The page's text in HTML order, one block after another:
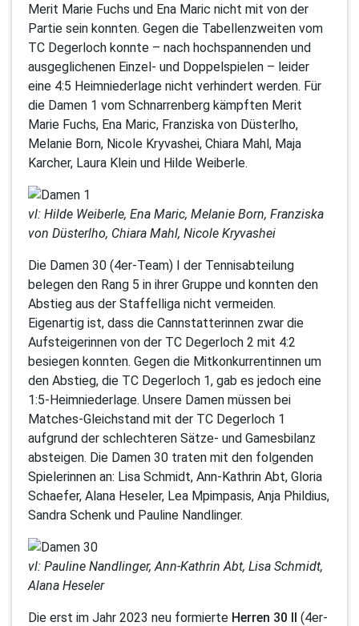
Merit Marie Fuchs und Ena Maric nicht mit von der
Partie sein konnten. Gegen die Tabellenzweiten vom
TC Degerloch konnte – nach hochspannenden und
ausgeglichenen Einzel- und Doppelspielen – leider
eine 4:5 Heimniederlage nicht verhindert werden. Für
die Damen 1 vom Schnarrenberg kämpften Merit
Marie Fuchs, Ena Maric, Franziska von Düsterlho,
Melanie Born, Nicole Kryvashei, Chiara Mahl, Maja
Karcher, Laura Klein und Hilde Weiberle.
vl: Hilde Weiberle, Ena Maric, Melanie Born, Franziska
von Düsterlho, Chiara Mahl, Nicole Kryvashei
Die Damen 30 (4er-Team) I der Tennisabteilung
belegen den Rang 5 in ihrer Gruppe und konnten den
Abstieg aus der Staffelliga nicht vermeiden.
Eigenartig ist, dass die Cannstatterinnen zwar die
Aufsteigerinnen von der TC Degerloch 2 mit 4:2
besiegen konnten. Gegen die Mitkonkurrentinnen um
den Abstieg, die TC Degerloch 1, gab es jedoch eine
1:5-Heimniederlage. Unsere Damen müssen bei
Matches-Gleichstand mit der TC Degerloch 1
aufgrund der schlechteren Sätze- und Gamesbilanz
absteigen. Die Damen 30 traten mit den folgenden
Spielerinnen an: Lisa Schmidt, Ann-Kathrin Abt, Gloria
Schaefer, Alana Heseler, Lea Mpimpasis, Anja Phildius,
Sandra Schenk und Pauline Nandlinger.
vl: Pauline Nandlinger, Ann-Kathrin Abt, Lisa Schmidt,
Alana Heseler
Die erst im Jahr 2023 neu formierte Herren 30 II (4er-